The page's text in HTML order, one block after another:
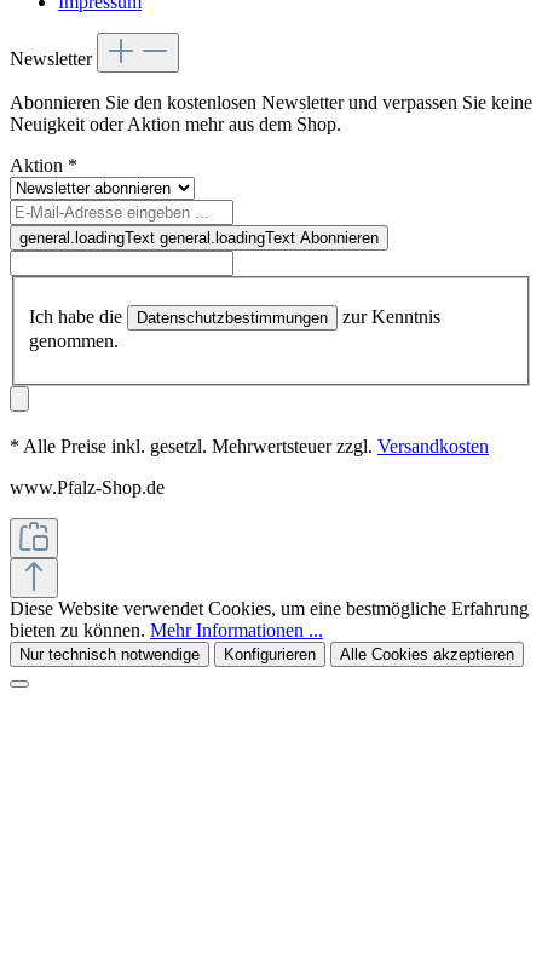
Newsletter
Abonnieren Sie den kostenlosen Newsletter und verpassen Sie keine
Neuigkeit oder Aktion mehr aus dem Shop.
Aktion *
general.loadingText general.loadingText Abonnieren
Ich habe die Datenschutzbestimmungen
zur Kenntnis
genommen.
* Alle Preise inkl. gesetzl. Mehrwertsteuer zzgl. Versandkosten
www.Pfalz-Shop.de
Diese Website verwendet Cookies, um eine bestmögliche Erfahrung
bieten zu können. Mehr Informationen ...
Nur technisch notwendige Konfigurieren Alle Cookies akzeptieren